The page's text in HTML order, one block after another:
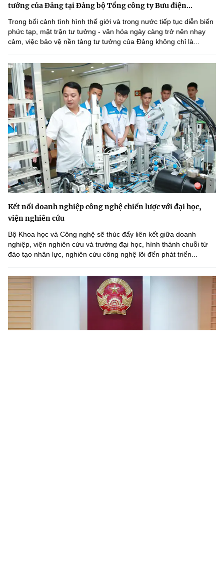
tưởng của Đảng tại Đảng bộ Tổng công ty Bưu điện...
Trong bối cảnh tình hình thế giới và trong nước tiếp tục diễn biến
phức tạp, mặt trận tư tưởng - văn hóa ngày càng trở nên nhạy
cảm, việc bảo vệ nền tảng tư tưởng của Đảng không chỉ là...
Kết nối doanh nghiệp công nghệ chiến lược với đại học,
viện nghiên cứu
Bộ Khoa học và Công nghệ sẽ thúc đẩy liên kết giữa doanh
nghiệp, viện nghiên cứu và trường đại học, hình thành chuỗi từ
đào tạo nhân lực, nghiên cứu công nghệ lõi đến phát triển...